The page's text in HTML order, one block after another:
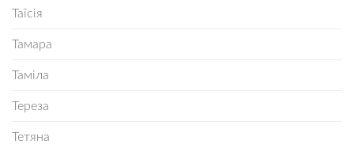
Таїсія
Тамара
Таміла
Тереза
Тетяна